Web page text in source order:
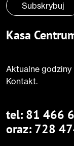
Subskrybuj
Kasa
Aktualne godziny
Kontakt.
tel: 81 466
oraz: 728